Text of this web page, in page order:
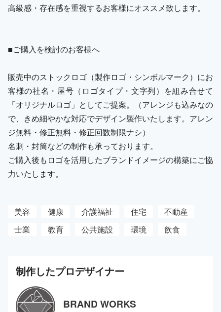
高級感・存在感を重視するお客様にオススメ致します。
■ご購入を検討のお客様へ
販売中のストックロゴ（製作ロゴ・シンボルマーク）にお
客様の社名・屋号（ロゴタイプ・文字列）を組み合せて
「オリジナルロゴ」としてご提案。（アレンジも込みなの
で、きめ細やかな対応でデザイン製作いたします。アレン
ジ無料・修正無料・修正回数制限ナシ）
名刺・封筒などの制作も承っております。
ご購入後もロゴを活用したブランドイメージの構築にご協
力いたします。
美容 健康 介護福祉 住宅
不動産
士業
教育 公共施設 環境 飲食
制作したプロデザイナー
BRAND WORKS